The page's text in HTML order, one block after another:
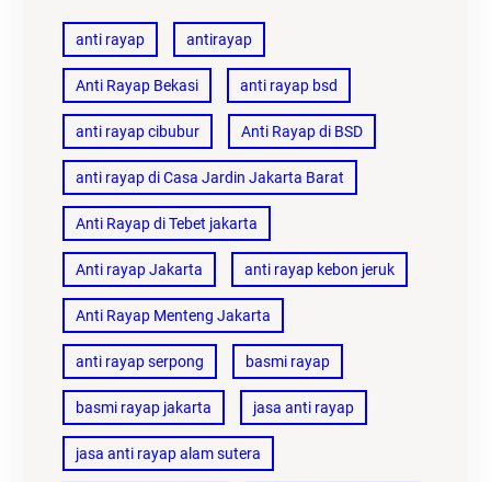
anti rayap antirayap
Anti Rayap Bekasi anti rayap bsd
anti rayap cibubur Anti Rayap di BSD
anti rayap di Casa Jardin Jakarta Barat
Anti Rayap di Tebet jakarta
Anti rayap Jakarta anti rayap kebon jeruk
Anti Rayap Menteng Jakarta
anti rayap serpong basmi rayap
basmi rayap jakarta jasa anti rayap
jasa anti rayap alam sutera